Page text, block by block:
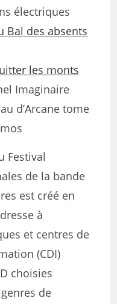
électriques
Bal des absents
les monts
Imaginaire
d’Arcane tome
Festival
de la bande
est créé en
à
et centres de
(CDI)
choisies
de